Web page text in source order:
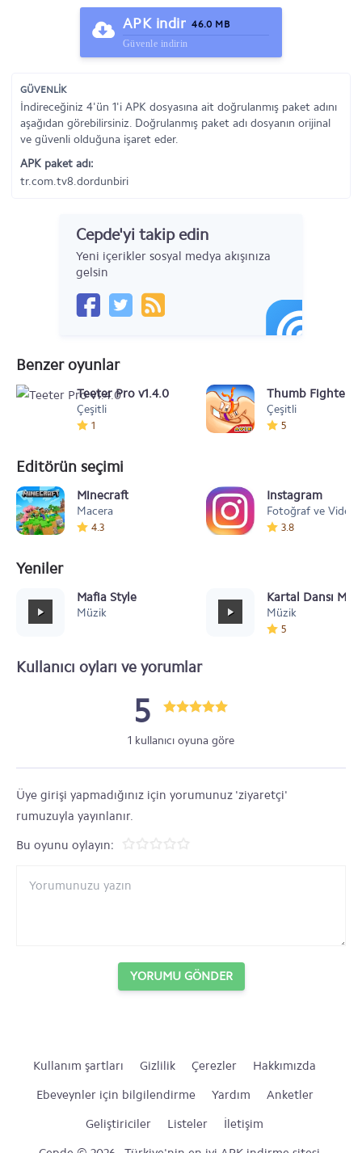
APK indir 46.0 MB
Güvenle indirin
GÜVENLİK
İndireceğiniz 4'ün 1'i APK dosyasına ait doğrulanmış paket adını
aşağıdan görebilirsiniz. Doğrulanmış paket adı dosyanın orijinal
ve güvenli olduğuna işaret eder.
APK paket adı:
tr.com.tv8.dordunbiri
Cepde'yi takip edin
Yeni içerikler sosyal medya akışınıza
gelsin
Benzer oyunlar
Teeter Pro v1.4.0
Çeşitli
1
Thumb Fighter
Çeşitli
5
Editörün seçimi
Minecraft
Macera
4.3
Instagram
Fotoğraf ve Video
3.8
Yeniler
Mafia Style
Müzik
Kartal Dansı
Müzik
5
Kullanıcı oyları ve yorumlar
5
1 kullanıcı oyuna göre
Üye girişi yapmadığınız için yorumunuz 'ziyaretçi'
rumuzuyla yayınlanır.
Bu oyunu oylayın:
YORUMU GÖNDER
Kullanım şartları Gizlilik Çerezler
Hakkımızda
Ebeveynler için bilgilendirme
Yardım
Anketler
Geliştiriciler
Listeler
İletişim